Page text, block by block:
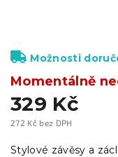
329 Kč
272 Kč bez DPH
cena:
Momentálně
Možnosti
Stylové závěsy a